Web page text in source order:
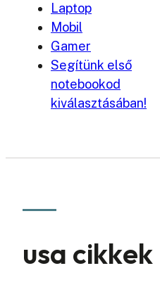
Laptop
Mobil
Gamer
Segítünk első
notebookod
kiválasztásában!
usa cikkek